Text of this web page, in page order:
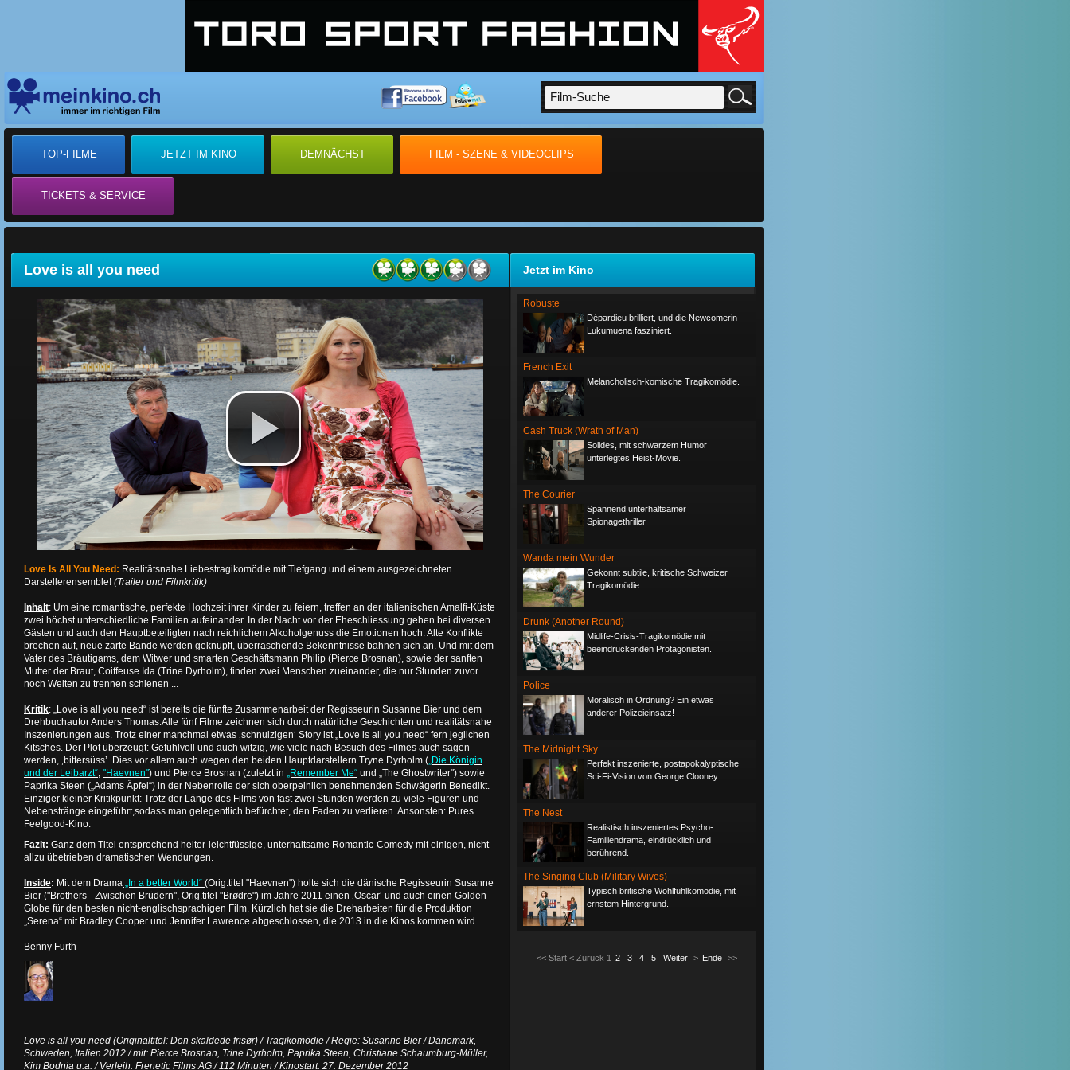
TOP-FILME JETZT IM KINO DEMNÄCHST FILM - SZENE & VIDEOCLIPS
TICKETS & SERVICE
Jetzt im Kino
Robuste
Dépardieu brilliert, und die Newcomerin
Lukumuena fasziniert.
French Exit
Melancholisch-komische Tragikomödie.
Cash Truck (Wrath of Man)
Solides, mit schwarzem Humor
unterlegtes Heist-Movie.
The Courier
Spannend unterhaltsamer
Spionagethriller
Wanda mein Wunder
Gekonnt subtile, kritische Schweizer
Tragikomödie.
Drunk (Another Round)
Midlife-Crisis-Tragikomödie mit
beeindruckenden Protagonisten.
Police
Moralisch in Ordnung? Ein etwas
anderer Polizeieinsatz!
The Midnight Sky
Perfekt inszenierte, postapokalyptische
Sci-Fi-Vision von George Clooney.
The Nest
Realistisch inszeniertes Psycho-
Familiendrama, eindrücklich und
berührend.
The Singing Club (Military Wives)
Typisch britische Wohlfühlkomödie, mit
ernstem Hintergrund.
<< Start < Zurück 1 2 3 4 5 Weiter > Ende >>
Love is all you need
Love Is All You Need: Realitätsnahe Liebestragikomödie mit Tiefgang und einem ausgezeichneten
Darstellerensemble! (Trailer und Filmkritik)
Inhalt: Um eine romantische, perfekte Hochzeit ihrer Kinder zu feiern, treffen an der italienischen Amalfi-Küste
zwei höchst unterschiedliche Familien aufeinander. In der Nacht vor der Eheschliessung gehen bei diversen
Gästen und auch den Hauptbeteiligten nach reichlichem Alkoholgenuss die Emotionen hoch. Alte Konflikte
brechen auf, neue zarte Bande werden geknüpft, überraschende Bekenntnisse bahnen sich an. Und mit dem
Vater des Bräutigams, dem Witwer und smarten Geschäftsmann Philip (Pierce Brosnan), sowie der sanften
Mutter der Braut, Coiffeuse Ida (Trine Dyrholm), finden zwei Menschen zueinander, die nur Stunden zuvor
noch Welten zu trennen schienen ...
Kritik: „Love is all you need“ ist bereits die fünfte Zusammenarbeit der Regisseurin Susanne Bier und dem
Drehbuchautor Anders Thomas.Alle fünf Filme zeichnen sich durch natürliche Geschichten und realitätsnahe
Inszenierungen aus. Trotz einer manchmal etwas ‚schnulzigen‘ Story ist „Love is all you need“ fern jeglichen
Kitsches. Der Plot überzeugt: Gefühlvoll und auch witzig, wie viele nach Besuch des Filmes auch sagen
werden, ‚bittersüss’. Dies vor allem auch wegen den beiden Hauptdarstellern Tryne Dyrholm („Die Königin
und der Leibarzt“, "Haevnen") und Pierce Brosnan (zuletzt in „Remember Me“ und „The Ghostwriter") sowie
Paprika Steen („Adams Äpfel“) in der Nebenrolle der sich oberpeinlich benehmenden Schwägerin Benedikt.
Einziger kleiner Kritikpunkt: Trotz der Länge des Films von fast zwei Stunden werden zu viele Figuren und
Nebenstränge eingeführt,sodass man gelegentlich befürchtet, den Faden zu verlieren. Ansonsten: Pures
Feelgood-Kino.
Fazit: Ganz dem Titel entsprechend heiter-leichtfüssige, unterhaltsame Romantic-Comedy mit einigen, nicht
allzu übetrieben dramatischen Wendungen.
Inside: Mit dem Drama „In a better World“ (Orig.titel "Haevnen") holte sich die dänische Regisseurin Susanne
Bier ("Brothers - Zwischen Brüdern", Orig.titel "Brødre") im Jahre 2011 einen ‚Oscar‘ und auch einen Golden
Globe für den besten nicht-englischsprachigen Film. Kürzlich hat sie die Dreharbeiten für die Produktion
„Serena“ mit Bradley Cooper und Jennifer Lawrence abgeschlossen, die 2013 in die Kinos kommen wird.
Benny Furth
Love is all you need (Originaltitel: Den skaldede frisør) / Tragikomödie / Regie: Susanne Bier / Dänemark,
Schweden, Italien 2012 / mit: Pierce Brosnan, Trine Dyrholm, Paprika Steen, Christiane Schaumburg-Müller,
Kim Bodnia u.a. / Verleih: Frenetic Films AG / 112 Minuten / Kinostart: 27. Dezember 2012